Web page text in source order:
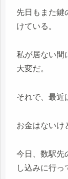
先日もまた鍵
けている。
私が居ない間
大変だ。
それで、最近
お金はないけ
今日、数駅先
し込みに行っ